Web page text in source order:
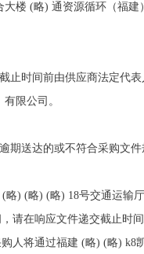
楼 (略) 通资源循环（福建
止时间前由供应商法定代
限公司。
期送达的或不符合采购文
略) (略) (略) 18号交通运输
请在响应文件递交截止时
人将通过福建 (略) (略) k8